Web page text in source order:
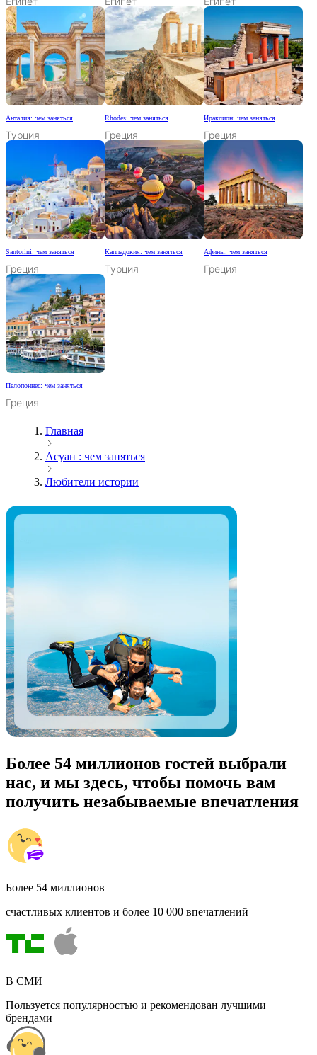
Анталия: чем заняться
Турция
Rhodes: чем заняться
Греция
Ираклион: чем заняться
Греция
Santorini: чем заняться
Греция
Каппадокия: чем заняться
Турция
Афины: чем заняться
Греция
Пелопоннес: чем заняться
Греция
Главная
Асуан : чем заняться
Любители истории
Более 54 миллионов гостей выбрали
нас, и мы здесь, чтобы помочь вам
получить незабываемые впечатления
Более 54 миллионов
счастливых клиентов и более 10 000 впечатлений
В СМИ
Пользуется популярностью и рекомендован лучшими
брендами